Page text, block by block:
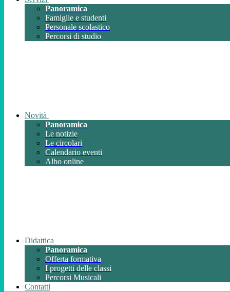
Panoramica
Famiglie e studenti
Personale scolastico
Percorsi di studio
Novità
Panoramica
Le notizie
Le circolari
Calendario eventi
Albo online
Didattica
Panoramica
Offerta formativa
I progetti delle classi
Percorsi Musicali
Contatti